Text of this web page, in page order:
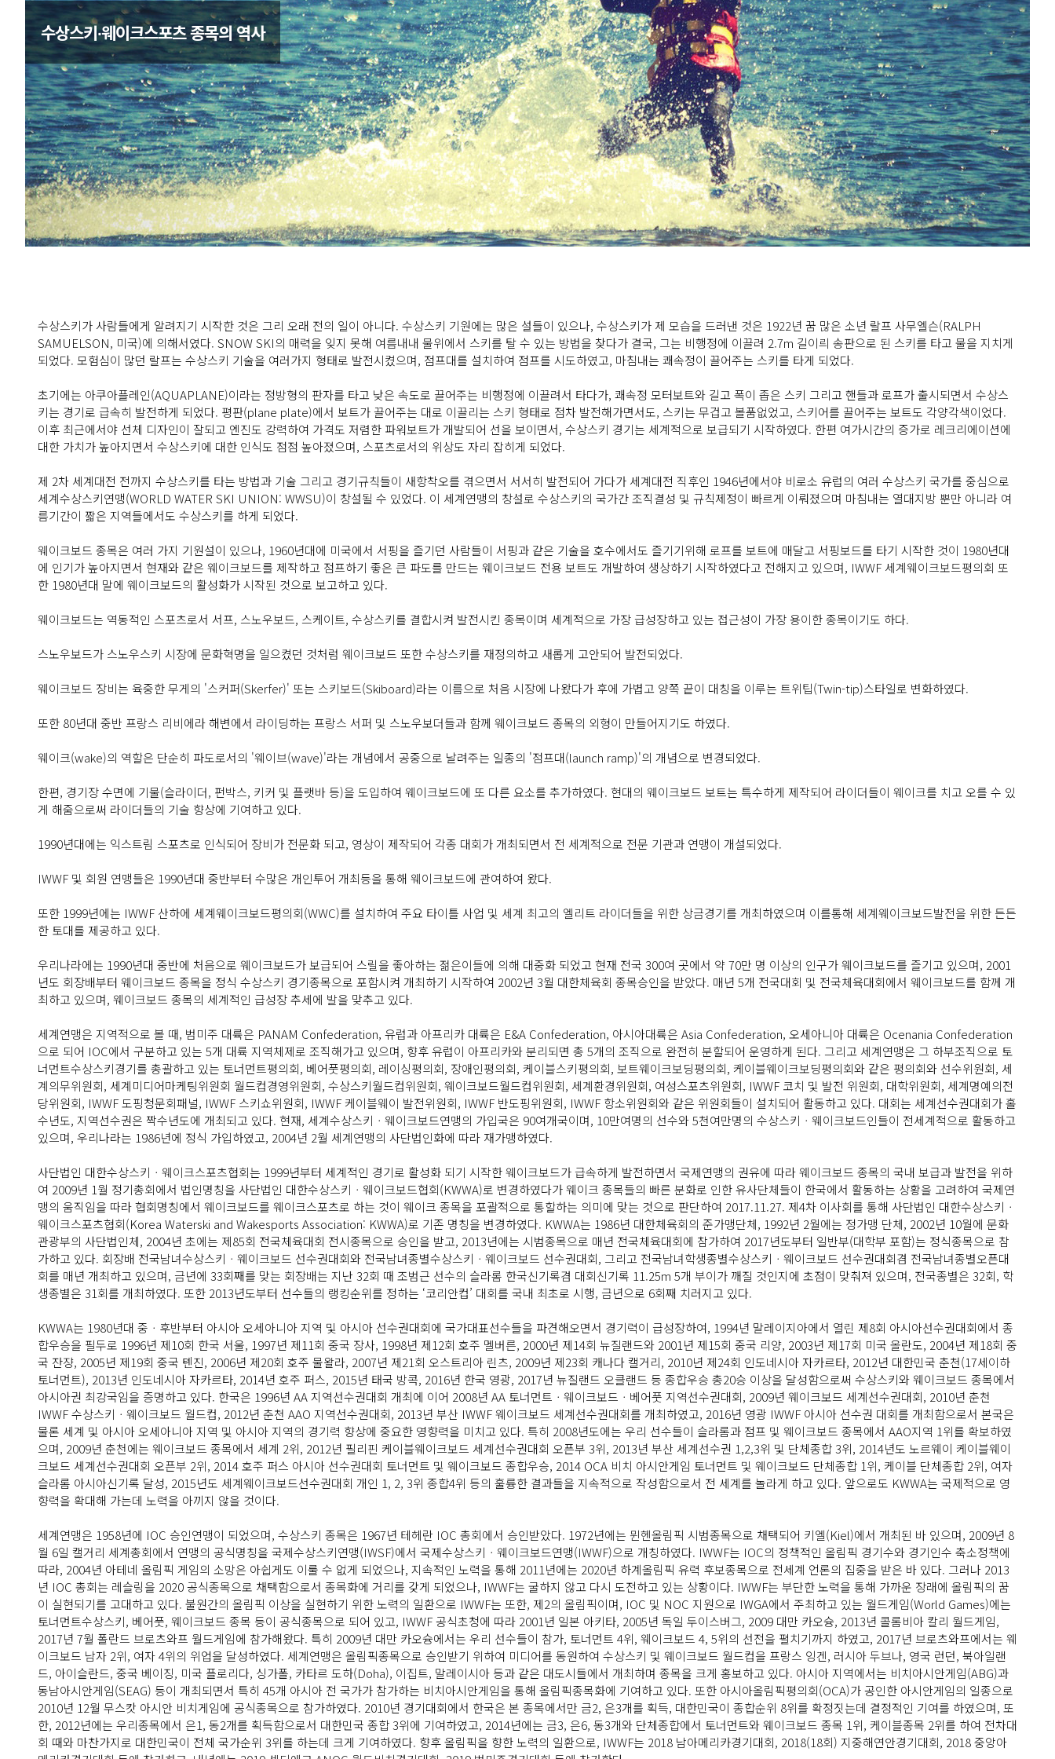
?????????
수상스키가 사람들에게 알려지기 시작한 것은 그리 오래 전의 일이 아니다. 수상스키 기원에는 많은 설들이 있으나, 수상스키가 제 모습을 드러낸 것은 1922년 꿈 많은 소년 랄프 사무엘슨(RALPH
SAMUELSON, 미국)에 의해서였다. SNOW SKI의 매력을 잊지 못해 여름내내 물위에서 스키를 탈 수 있는 방법을 찾다가 결국, 그는 비행정에 이끌려 2.7m 길이릐 송판으로 된 스키를 타고 물을 지치게
되었다. 모험심이 많던 랄프는 수상스키 기술을 여러가지 형태로 발전시켰으며, 점프대를 설치하여 점프를 시도하였고, 마침내는 쾌속정이 끌어주는 스키를 타게 되었다.
초기에는 아쿠아플레인(AQUAPLANE)이라는 정방형의 판자를 타고 낮은 속도로 끌어주는 비행정에 이끌려서 타다가, 쾌속정 모터보트와 길고 폭이 좁은 스키 그리고 핸들과 로프가 출시되면서 수상스
키는 경기로 급속히 발전하게 되었다. 평판(plane plate)에서 보트가 끌어주는 대로 이끌리는 스키 형태로 점차 발전해가면서도, 스키는 무겁고 볼품없었고, 스키어를 끌어주는 보트도 각양각색이었다.
이후 최근에서야 선체 디자인이 잘되고 엔진도 강력하여 가격도 저렴한 파워보트가 개발되어 선을 보이면서, 수상스키 경기는 세계적으로 보급되기 시작하였다. 한편 여가시간의 증가로 레크리에이션에
대한 가치가 높아지면서 수상스키에 대한 인식도 점점 높아졌으며, 스포츠로서의 위상도 자리 잡히게 되었다.
제 2차 세계대전 전까지 수상스키를 타는 방법과 기술 그리고 경기규칙들이 새항착오를 겪으면서 서서히 발전되어 가다가 세계대전 직후인 1946년에서야 비로소 유럽의 여러 수상스키 국가를 중심으로
세계수상스키연맹(WORLD WATER SKI UNION: WWSU)이 창설될 수 있었다. 이 세계연맹의 창설로 수상스키의 국가간 조직결성 및 규칙제정이 빠르게 이뤄졌으며 마침내는 열대지방 뿐만 아니라 여
름기간이 짧은 지역들에서도 수상스키를 하게 되었다.
웨이크보드 종목은 여러 가지 기원설이 있으나, 1960년대에 미국에서 서핑을 즐기던 사람들이 서핑과 같은 기술을 호수에서도 즐기기위해 로프를 보트에 매달고 서핑보드를 타기 시작한 것이 1980년대
에 인기가 높아지면서 현재와 같은 웨이크보드를 제작하고 점프하기 좋은 큰 파도를 만드는 웨이크보드 전용 보트도 개발하여 생상하기 시작하였다고 전해지고 있으며, IWWF 세계웨이크보드평의회 또
한 1980년대 말에 웨이크보드의 활성화가 시작된 것으로 보고하고 있다.
웨이크보드는 역동적인 스포츠로서 서프, 스노우보드, 스케이트, 수상스키를 결합시켜 발전시킨 종목이며 세계적으로 가장 급성장하고 있는 접근성이 가장 용이한 종목이기도 하다.
스노우보드가 스노우스키 시장에 문화혁명을 일으켰던 것처럼 웨이크보드 또한 수상스키를 재정의하고 새롭게 고안되어 발전되었다.
웨이크보드 장비는 육중한 무게의 '스커퍼(Skerfer)' 또는 스키보드(Skiboard)라는 이름으로 처음 시장에 나왔다가 후에 가볍고 양쪽 끝이 대칭을 이루는 트위팁(Twin-tip)스타일로 변화하였다.
또한 80년대 중반 프랑스 리비에라 해변에서 라이딩하는 프랑스 서퍼 및 스노우보더들과 함께 웨이크보드 종목의 외형이 만들어지기도 하였다.
웨이크(wake)의 역할은 단순히 파도로서의 '웨이브(wave)'라는 개념에서 공중으로 날려주는 일종의 '점프대(launch ramp)'의 개념으로 변경되었다.
한편, 경기장 수면에 기물(슬라이더, 펀박스, 키커 및 플랫바 등)을 도입하여 웨이크보드에 또 다른 요소를 추가하였다. 현대의 웨이크보드 보트는 특수하게 제작되어 라이더들이 웨이크를 치고 오를 수 있
게 해줌으로써 라이더들의 기술 향상에 기여하고 있다.
1990년대에는 익스트림 스포츠로 인식되어 장비가 전문화 되고, 영상이 제작되어 각종 대회가 개최되면서 전 세계적으로 전문 기관과 연맹이 개설되었다.
IWWF 및 회원 연맹들은 1990년대 중반부터 수많은 개인투어 개최등을 통해 웨이크보드에 관여하여 왔다.
또한 1999년에는 IWWF 산하에 세계웨이크보드평의회(WWC)를 설치하여 주요 타이틀 사업 및 세계 최고의 엘리트 라이더들을 위한 상금경기를 개최하였으며 이를통해 세계웨이크보드발전을 위한 든든
한 토대를 제공하고 있다.
우리나라에는 1990년대 중반에 처음으로 웨이크보드가 보급되어 스릴을 좋아하는 젊은이들에 의해 대중화 되었고 현재 전국 300여 곳에서 약 70만 명 이상의 인구가 웨이크보드를 즐기고 있으며, 2001
년도 회장배부터 웨이크보드 종목을 정식 수상스키 경기종목으로 포함시켜 개최하기 시작하여 2002년 3월 대한체육회 종목승인을 받았다. 매년 5개 전국대회 및 전국체육대회에서 웨이크보드를 함께 개
최하고 있으며, 웨이크보드 종목의 세계적인 급성장 추세에 발을 맞추고 있다.
세계연맹은 지역적으로 볼 때, 범미주 대륙은 PANAM Confederation, 유럽과 아프리카 대륙은 E&A Confederation, 아시아대륙은 Asia Confederation, 오세아니아 대륙은 Ocenania Confederation
으로 되어 IOC에서 구분하고 있는 5개 대륙 지역체제로 조직해가고 있으며, 향후 유럽이 아프리카와 분리되면 총 5개의 조직으로 완전히 분할되어 운영하게 된다. 그리고 세계연맹은 그 하부조직으로 토
너먼트수상스키경기를 총괄하고 있는 토너먼트평의회, 베어풋평의회, 레이싱평의회, 장애인평의회, 케이블스키평의회, 보트웨이크보딩평의회, 케이블웨이크보딩평의회와 같은 평의회와 선수위원회, 세
계의무위원회, 세계미디어마케팅위원회 월드컵경영위원회, 수상스키월드컵위원회, 웨이크보드월드컵위원회, 세계환경위원회, 여성스포츠위원회, IWWF 코치 및 발전 위원회, 대학위원회, 세계명예의전
당위원회, IWWF 도핑청문회패널, IWWF 스키쇼위원회, IWWF 케이블웨이 발전위원회, IWWF 반도핑위원회, IWWF 항소위원회와 같은 위원회들이 설치되어 활동하고 있다. 대회는 세계선수권대회가 홀
수년도, 지역선수권은 짝수년도에 개최되고 있다. 현재, 세계수상스키ㆍ웨이크보드연맹의 가입국은 90여개국이며, 10만여명의 선수와 5천여만명의 수상스키ㆍ웨이크보드인들이 전세계적으로 활동하고
있으며, 우리나라는 1986년에 정식 가입하였고, 2004년 2월 세계연맹의 사단법인화에 따라 재가맹하였다.
사단법인 대한수상스키ㆍ웨이크스포츠협회는 1999년부터 세계적인 경기로 활성화 되기 시작한 웨이크보드가 급속하게 발전하면서 국제연맹의 권유에 따라 웨이크보드 종목의 국내 보급과 발전을 위하
여 2009년 1월 정기총회에서 법인명칭을 사단법인 대한수상스키ㆍ웨이크보드협회(KWWA)로 변경하였다가 웨이크 종목들의 빠른 분화로 인한 유사단체들이 한국에서 활동하는 상황을 고려하여 국제연
맹의 움직임을 따라 협회명칭에서 웨이크보드를 웨이크스포츠로 하는 것이 웨이크 종목을 포괄적으로 통할하는 의미에 맞는 것으로 판단하여 2017.11.27. 제4차 이사회를 통해 사단법인 대한수상스키ㆍ
웨이크스포츠협회(Korea Waterski and Wakesports Association: KWWA)로 기존 명칭을 변경하였다. KWWA는 1986년 대한체육회의 준가맹단체, 1992년 2월에는 정가맹 단체, 2002년 10월에 문화
관광부의 사단법인체, 2004년 초에는 제85회 전국체육대회 전시종목으로 승인을 받고, 2013년에는 시범종목으로 매년 전국체육대회에 참가하여 2017년도부터 일반부(대학부 포함)는 정식종목으로 참
가하고 있다. 회장배 전국남녀수상스키ㆍ웨이크보드 선수권대회와 전국남녀종별수상스키ㆍ웨이크보드 선수권대회, 그리고 전국남녀학생종별수상스키ㆍ웨이크보드 선수권대회겸 전국남녀종별오픈대
회를 매년 개최하고 있으며, 금년에 33회째를 맞는 회장배는 지난 32회 때 조범근 선수의 슬라롬 한국신기록겸 대회신기록 11.25m 5개 부이가 깨질 것인지에 초점이 맞춰져 있으며, 전국종별은 32회, 학
생종별은 31회를 개최하였다. 또한 2013년도부터 선수들의 랭킹순위를 정하는 ‘코리안컵’ 대회를 국내 최초로 시행, 금년으로 6회째 치러지고 있다.
KWWA는 1980년대 중ㆍ후반부터 아시아 오세아니아 지역 및 아시아 선수권대회에 국가대표선수들을 파견해오면서 경기력이 급성장하여, 1994년 말레이지아에서 열린 제8회 아시아선수권대회에서 종
합우승을 필두로 1996년 제10회 한국 서울, 1997년 제11회 중국 장사, 1998년 제12회 호주 멜버른, 2000년 제14회 뉴질랜드와 2001년 제15회 중국 리양, 2003년 제17회 미국 올란도, 2004년 제18회 중
국 잔쟝, 2005년 제19회 중국 톈진, 2006년 제20회 호주 물왈라, 2007년 제21회 오스트리아 린츠, 2009년 제23회 캐나다 캘거리, 2010년 제24회 인도네시아 자카르타, 2012년 대한민국 춘천(17세이하
토너먼트), 2013년 인도네시아 자카르타, 2014년 호주 퍼스, 2015년 태국 방콕, 2016년 한국 영광, 2017년 뉴질랜드 오클랜드 등 종합우승 총20승 이상을 달성함으로써 수상스키와 웨이크보드 종목에서
아시아권 최강국임을 증명하고 있다. 한국은 1996년 AA 지역선수권대회 개최에 이어 2008년 AA 토너먼트ㆍ웨이크보드ㆍ베어풋 지역선수권대회, 2009년 웨이크보드 세계선수권대회, 2010년 춘천
IWWF 수상스키ㆍ웨이크보드 월드컵, 2012년 춘천 AAO 지역선수권대회, 2013년 부산 IWWF 웨이크보드 세계선수권대회를 개최하였고, 2016년 영광 IWWF 아시아 선수권 대회를 개최함으로서 본국은
물론 세계 및 아시아 오세아니아 지역 및 아시아 지역의 경기력 향상에 중요한 영향력을 미치고 있다. 특히 2008년도에는 우리 선수들이 슬라롬과 점프 및 웨이크보드 종목에서 AAO지역 1위를 확보하였
으며, 2009년 춘천에는 웨이크보드 종목에서 세계 2위, 2012년 필리핀 케이블웨이크보드 세계선수권대회 오픈부 3위, 2013년 부산 세계선수권 1,2,3위 및 단체종합 3위, 2014년도 노르웨이 케이블웨이
크보드 세계선수권대회 오픈부 2위, 2014 호주 퍼스 아시아 선수권대회 토너먼트 및 웨이크보드 종합우승, 2014 OCA 비치 아시안게임 토너먼트 및 웨이크보드 단체종합 1위, 케이블 단체종합 2위, 여자
슬라롬 아시아신기록 달성, 2015년도 세계웨이크보드선수권대회 개인 1, 2, 3위 종합4위 등의 훌륭한 결과들을 지속적으로 작성함으로서 전 세계를 놀라게 하고 있다. 앞으로도 KWWA는 국제적으로 영
향력을 확대해 가는데 노력을 아끼지 않을 것이다.
세계연맹은 1958년에 IOC 승인연맹이 되었으며, 수상스키 종목은 1967년 테헤란 IOC 총회에서 승인받았다. 1972년에는 뮌헨올림픽 시범종목으로 채택되어 키엘(Kiel)에서 개최된 바 있으며, 2009년 8
월 6일 캘거리 세계총회에서 연맹의 공식명칭을 국제수상스키연맹(IWSF)에서 국제수상스키ㆍ웨이크보드연맹(IWWF)으로 개칭하였다. IWWF는 IOC의 정책적인 올림픽 경기수와 경기인수 축소정책에
따라, 2004년 아테네 올림픽 게임의 소망은 아쉽게도 이룰 수 없게 되었으나, 지속적인 노력을 통해 2011년에는 2020년 하계올림픽 유력 후보종목으로 전세계 언론의 집중을 받은 바 있다. 그러나 2013
년 IOC 총회는 레슬링을 2020 공식종목으로 채택함으로서 종목화에 거리를 갖게 되었으나, IWWF는 굴하지 않고 다시 도전하고 있는 상황이다. IWWF는 부단한 노력을 통해 가까운 장래에 올림픽의 꿈
이 실현되기를 고대하고 있다. 불원간의 올림픽 이상을 실현하기 위한 노력의 일환으로 IWWF는 또한, 제2의 올림픽이며, IOC 및 NOC 지원으로 IWGA에서 주최하고 있는 월드게임(World Games)에는
토너먼트수상스키, 베어풋, 웨이크보드 종목 등이 공식종목으로 되어 있고, IWWF 공식초청에 따라 2001년 일본 아키타, 2005년 독일 두이스버그, 2009 대만 카오슝, 2013년 콜롬비아 칼리 월드게임,
2017년 7월 폴란드 브로츠와프 월드게임에 참가해왔다. 특히 2009년 대만 카오슝에서는 우리 선수들이 참가, 토너먼트 4위, 웨이크보드 4, 5위의 선전을 펼치기까지 하였고, 2017년 브로츠와프에서는 웨
이크보드 남자 2위, 여자 4위의 위업을 달성하였다. 세계연맹은 올림픽종목으로 승인받기 위하여 미디어를 동원하여 수상스키 및 웨이크보드 월드컵을 프랑스 잉겐, 러시아 두브나, 영국 런던, 북아일랜
드, 아이슬란드, 중국 베이징, 미국 플로리다, 싱가폴, 카타르 도하(Doha), 이집트, 말레이시아 등과 같은 대도시들에서 개최하며 종목을 크게 홍보하고 있다. 아시아 지역에서는 비치아시안게임(ABG)과
동남아시안게임(SEAG) 등이 개최되면서 특히 45개 아시아 전 국가가 참가하는 비치아시안게임을 통해 올림픽종목화에 기여하고 있다. 또한 아시아올림픽평의회(OCA)가 공인한 아시안게임의 일종으로
2010년 12월 무스캇 아시안 비치게임에 공식종목으로 참가하였다. 2010년 경기대회에서 한국은 본 종목에서만 금2, 은3개를 획득, 대한민국이 종합순위 8위를 확정짓는데 결정적인 기여를 하였으며, 또
한, 2012년에는 우리종목에서 은1, 동2개를 획득함으로서 대한민국 종합 3위에 기여하였고, 2014년에는 금3, 은6, 동3개와 단체종합에서 토너먼트와 웨이크보드 종목 1위, 케이블종목 2위를 하여 전차대
회 때와 마찬가지로 대한민국이 전체 국가순위 3위를 하는데 크게 기여하였다. 향후 올림픽을 향한 노력의 일환으로, IWWF는 2018 남아메리카경기대회, 2018(18회) 지중해연안경기대회, 2018 중앙아